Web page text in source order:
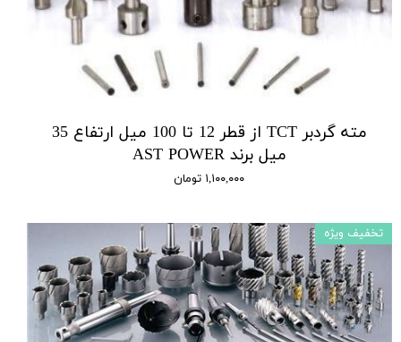
مته گردبر TCT از قطر 12 تا 100 میل ارتفاع 35
میل برند AST POWER
۱,۱۰۰,۰۰۰ تومان
تخفیف ویژه